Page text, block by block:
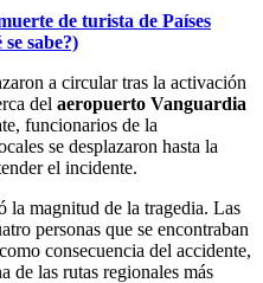
de turista de Países
sabe?)
a circular tras la activación
del aeropuerto Vanguardia
funcionarios de la
se desplazaron hasta la
el incidente.
la magnitud de la tragedia. Las
personas que se encontraban
consecuencia del accidente,
de las rutas regionales más